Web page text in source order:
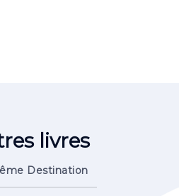
livres
Destination